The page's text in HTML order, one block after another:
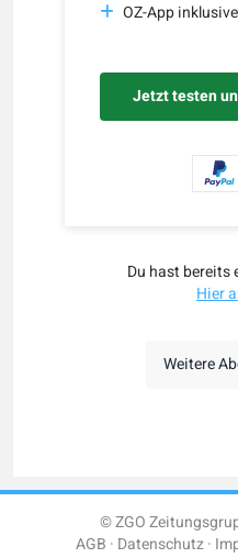
OZ-App inklusive
Jetzt testen
Du hast bereits
Hier
Weitere
© ZGO
AGB Datenschutz